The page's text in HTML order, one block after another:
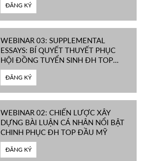
ĐĂNG KÝ
WEBINAR 03: SUPPLEMENTAL
ESSAYS: BÍ QUYẾT THUYẾT PHỤC
HỘI ĐỒNG TUYỂN SINH ĐH TOP
ĐẦU MỸ
ĐĂNG KÝ
WEBINAR 02: CHIẾN LƯỢC XÂY
DỰNG BÀI LUẬN CÁ NHÂN NỔI BẬT
CHINH PHỤC ĐH TOP ĐẦU MỸ
ĐĂNG KÝ